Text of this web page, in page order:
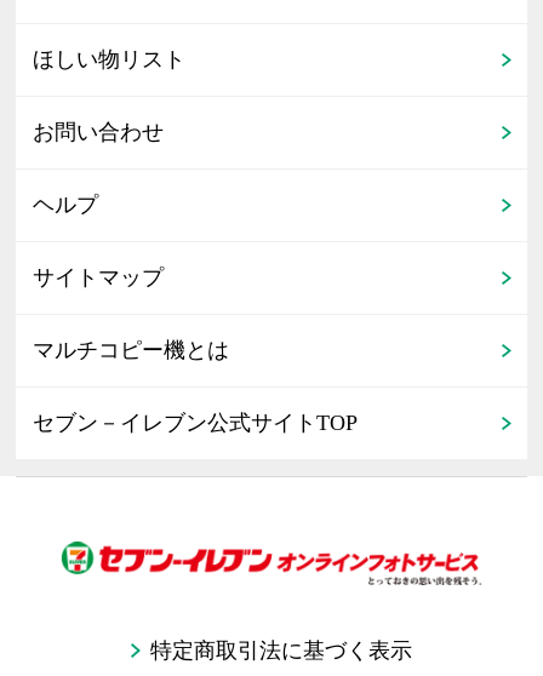
ほしい物リスト
お問い合わせ
ヘルプ
サイトマップ
マルチコピー機とは
セブン－イレブン公式サイトTOP
特定商取引法に基づく表示